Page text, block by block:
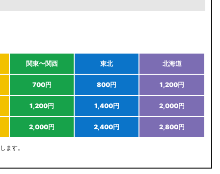
関東〜関西 東北 北海道
700円 800円 1,200円
1,200円 1,400円 2,000円
2,000円 2,400円 2,800円
ます。